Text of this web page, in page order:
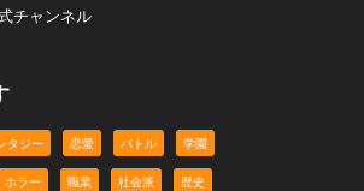
チャンネル
タジー 恋愛 バトル 学園
ホラー 職業 社会派 歴史